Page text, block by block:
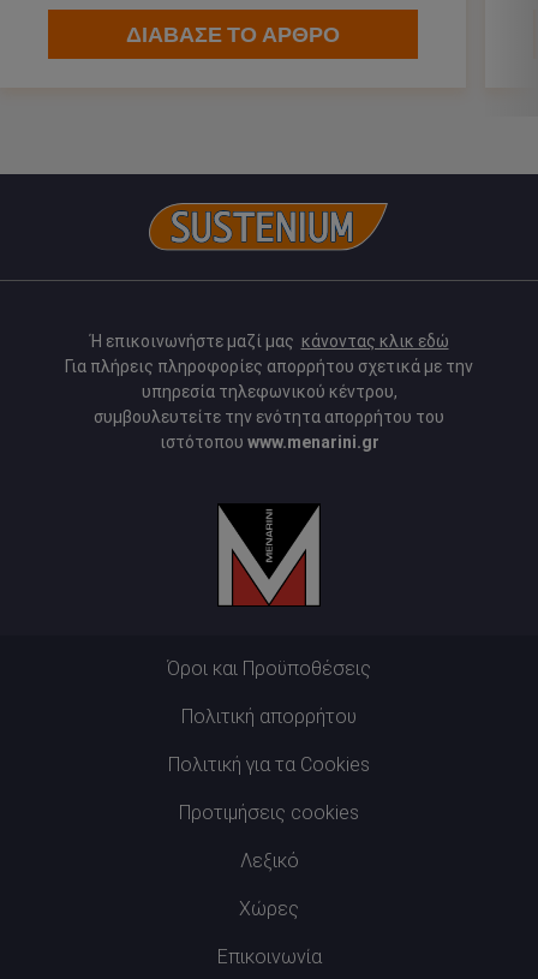
ΔΙΑΒΑΣΕ ΤΟ ΑΡΘΡΟ
Ή επικοινωνήστε μαζί μας κάνοντας κλικ εδώ
Για πλήρεις πληροφορίες απορρήτου σχετικά με την
υπηρεσία τηλεφωνικού κέντρου,
συμβουλευτείτε την ενότητα απορρήτου του
ιστότοπου www.menarini.gr
Όροι και Προϋποθέσεις
Πολιτική απορρήτου
Πολιτική για τα Cookies
Προτιμήσεις cookies
Λεξικό
Χώρες
Επικοινωνία